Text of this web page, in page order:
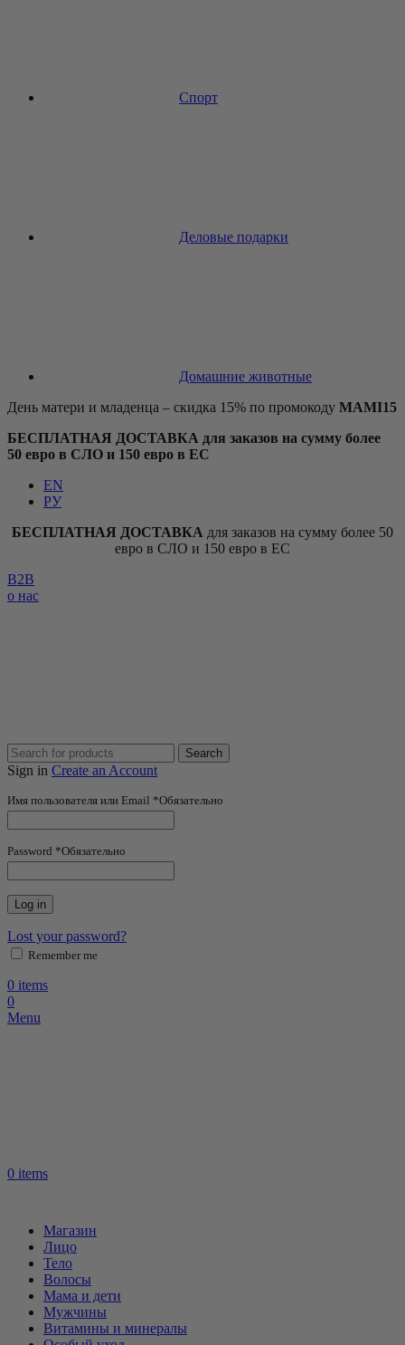
Спорт
Деловые подарки
Домашние животные
День матери и младенца – скидка 15% по промокоду MAMI15
БЕСПЛАТНАЯ ДОСТАВКА для заказов на сумму более
50 евро в СЛО и 150 евро в ЕС
EN
РУ
БЕСПЛАТНАЯ ДОСТАВКА для заказов на сумму более 50
евро в СЛО и 150 евро в ЕС
B2B
о нас
Search
Sign in Create an Account
Имя пользователя или Email *Обязательно
Password *Обязательно
Log in
Lost your password?
Remember me
0 items
0
Menu
0 items
Магазин
Лицо
Тело
Волосы
Мама и дети
Мужчины
Витамины и минералы